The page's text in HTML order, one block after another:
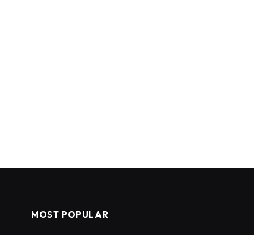
MOST POPULAR